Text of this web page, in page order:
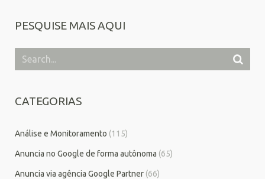
PESQUISE MAIS AQUI
CATEGORIAS
Análise e Monitoramento (115)
Anuncia no Google de forma autônoma (65)
Anuncia via agência Google Partner (66)